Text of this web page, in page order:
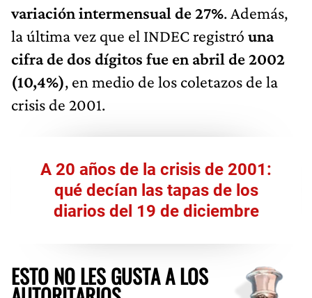
variación intermensual de 27%. Además,
la última vez que el INDEC registró una
cifra de dos dígitos fue en abril de 2002
(10,4%), en medio de los coletazos de la
crisis de 2001.
A 20 años de la crisis de 2001:
qué decían las tapas de los
diarios del 19 de diciembre
ESTO NO LES GUSTA A LOS